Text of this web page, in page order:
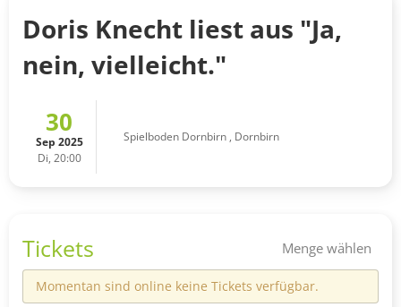
Doris Knecht liest aus "Ja,
nein, vielleicht."
30
Sep 2025
Di, 20:00
Spielboden Dornbirn , Dornbirn
Tickets Menge wählen
Momentan sind online keine Tickets verfügbar.